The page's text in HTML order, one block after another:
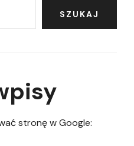
SZUKAJ
stronę w Google: